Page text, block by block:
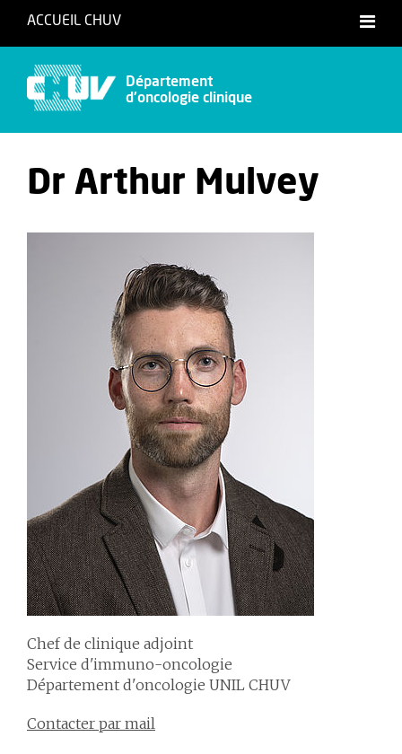
ACCUEIL CHUV
Département
d'oncologie clinique
Dr Arthur Mulvey
Chef de clinique adjoint
Service d'immuno-oncologie
Département d'oncologie UNIL CHUV
Contacter par mail